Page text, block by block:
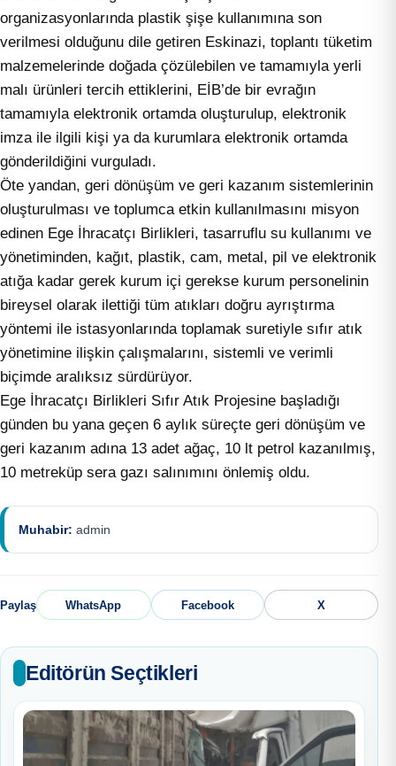
organizasyonlarında plastik şişe kullanımına son
verilmesi olduğunu dile getiren Eskinazi, toplantı tüketim
malzemelerinde doğada çözülebilen ve tamamıyla yerli
malı ürünleri tercih ettiklerini, EİB’de bir evrağın
tamamıyla elektronik ortamda oluşturulup, elektronik
imza ile ilgili kişi ya da kurumlara elektronik ortamda
gönderildiğini vurguladı.
Öte yandan, geri dönüşüm ve geri kazanım sistemlerinin
oluşturulması ve toplumca etkin kullanılmasını misyon
edinen Ege İhracatçı Birlikleri, tasarruflu su kullanımı ve
yönetiminden, kağıt, plastik, cam, metal, pil ve elektronik
atığa kadar gerek kurum içi gerekse kurum personelinin
bireysel olarak ilettiği tüm atıkları doğru ayrıştırma
yöntemi ile istasyonlarında toplamak suretiyle sıfır atık
yönetimine ilişkin çalışmalarını, sistemli ve verimli
biçimde aralıksız sürdürüyor.
Ege İhracatçı Birlikleri Sıfır Atık Projesine başladığı
günden bu yana geçen 6 aylık süreçte geri dönüşüm ve
geri kazanım adına 13 adet ağaç, 10 lt petrol kazanılmış,
10 metreküp sera gazı salınımını önlemiş oldu.
Muhabir: admin
Paylaş WhatsApp Facebook X
Editörün Seçtikleri